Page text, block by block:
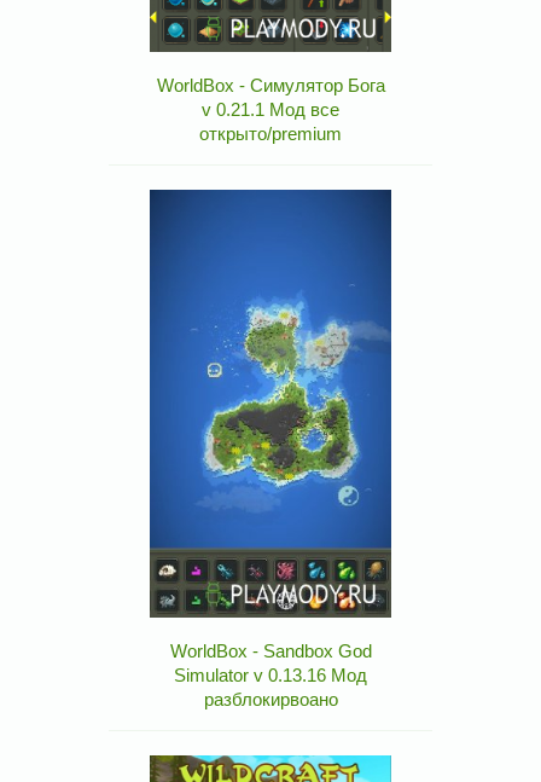
WorldBox - Симулятор Бога
v 0.21.1 Мод все
открыто/premium
WorldBox - Sandbox God
Simulator v 0.13.16 Мод
разблокирвоано